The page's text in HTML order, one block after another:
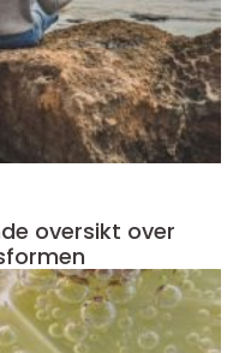
oversikt over